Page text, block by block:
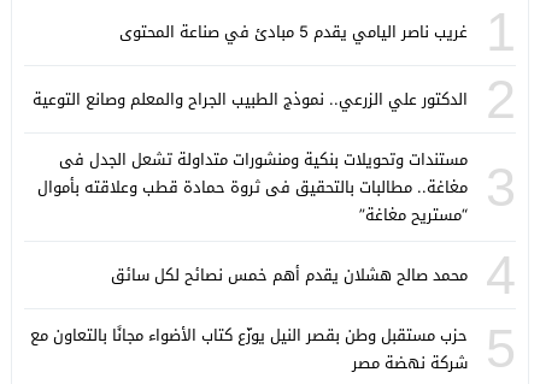
1 غريب ناصر اليامي يقدم 5 مبادئ في صناعة المحتوى
2 الدكتور علي الزرعي.. نموذج الطبيب الجراح والمعلم وصانع التوعية
3
مستندات وتحويلات بنكية ومنشورات متداولة تشعل الجدل فى
مغاغة.. مطالبات بالتحقيق فى ثروة حمادة قطب وعلاقته بأموال
“مستريح مغاغة”
4 محمد صالح هشلان يقدم أهم خمس نصائح لكل سائق
5
حزب مستقبل وطن بقصر النيل يوزّع كتاب الأضواء مجانًا بالتعاون مع
شركة نهضة مصر